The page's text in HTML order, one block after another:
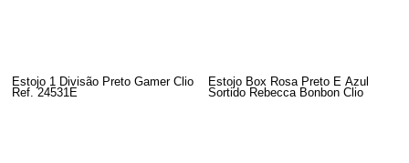
Estojo 1 Divisão Preto Gamer Clio
Ref. 24531E
Estojo Box Rosa Preto E Azul
Sortido Rebecca Bonbon Clio